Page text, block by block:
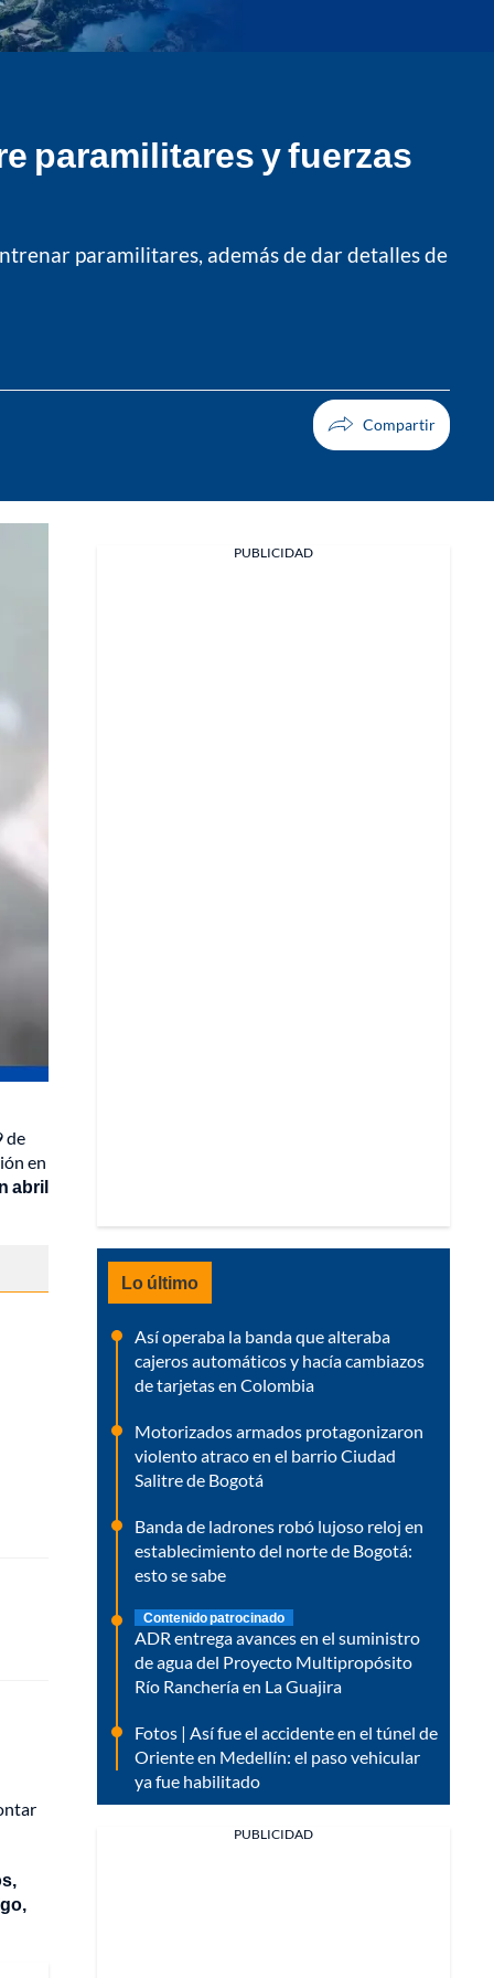
paramilitares y fuerzas
paramilitares, además de dar detalles de
de
en
abril
PUBLICIDAD
Lo último
Así operaba la banda que alteraba
cajeros automáticos y hacía cambiazos
de tarjetas en Colombia
Motorizados armados protagonizaron
violento atraco en el barrio Ciudad
Salitre de Bogotá
Banda de ladrones robó lujoso reloj en
establecimiento del norte de Bogotá:
esto se sabe
Contenido patrocinado
ADR entrega avances en el suministro
de agua del Proyecto Multipropósito
Río Ranchería en La Guajira
Fotos | Así fue el accidente en el túnel de
Oriente en Medellín: el paso vehicular
ya fue habilitado
PUBLICIDAD